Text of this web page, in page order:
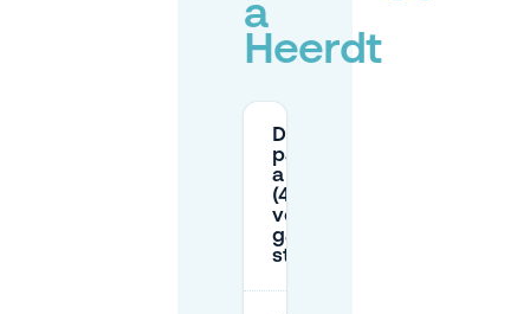
a
Heerdt
Dove posso
parcheggiare
a Heerdt
(40549) se
voglio un
garage fuori
strada?